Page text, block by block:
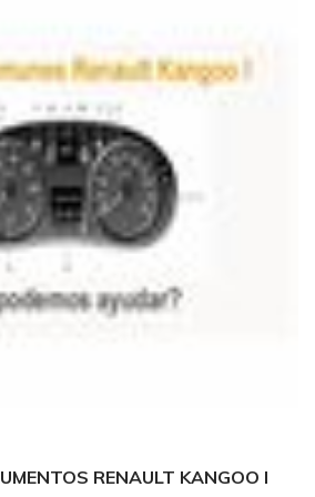
RENAULT KANGOO I